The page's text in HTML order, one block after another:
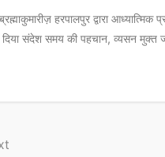
हरपालपुर द्वारा आध्यात्मिक
संदेश समय की पहचान, व्यसन मुक्त